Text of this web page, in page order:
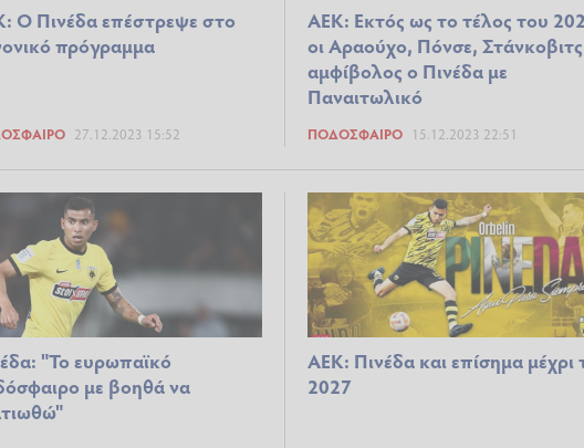
Ο Πινέδα επέστρεψε στο
πρόγραμμα
27.12.2023 15:52
ΑΕΚ: Εκτός ως το τέλος του
οι Αραούχο, Πόνσε,
αμφίβολος ο Πινέδα με
Παναιτωλικό
ΠΟΔΌΣΦΑΙΡΟ 15.12.2023 22:51
"Το ευρωπαϊκό
με βοηθά να
ΑΕΚ: Πινέδα και επίσημα μέχρι
2027